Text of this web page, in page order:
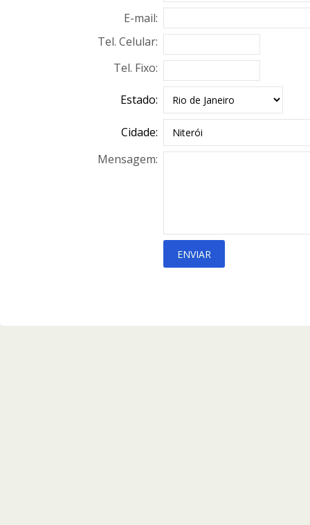
E-mail:
Tel. Celular:
Tel. Fixo:
Estado:
Cidade:
Mensagem: